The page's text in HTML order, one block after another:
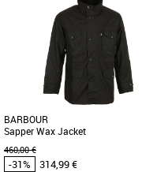
Vêtements Barbour pas cher et
Vêtements Barbour
Ajoutez de la chaleur à votre look
saison avec ce gilet Talder Zip
Knitted Jumper. Fabriqué [...]
BARBOUR
Sapper Wax Jacket
460,00 €
-31% 314,99 €